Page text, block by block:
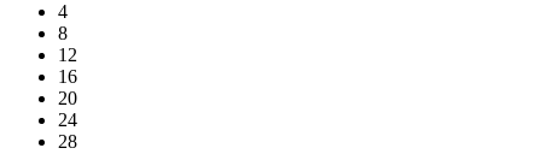
4
8
12
16
20
24
28